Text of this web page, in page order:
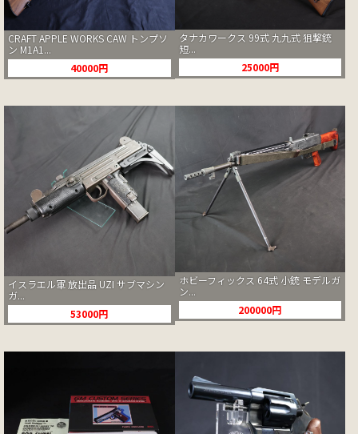
CRAFT APPLE WORKS CAW トンプソ
ン M1A1...
40000円
タナカワークス 99式 九九式 狙撃銃
短...
25000円
イスラエル軍 放出品 UZI サブマシン
ガ...
53000円
ホビーフィックス 64式 小銃 モデルガ
ン...
200000円